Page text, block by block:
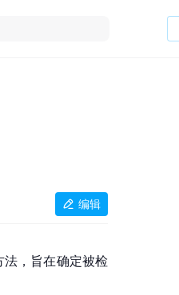
编辑
法，旨在确定被检